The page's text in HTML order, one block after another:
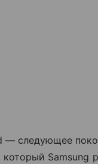
— следующее
Samsung